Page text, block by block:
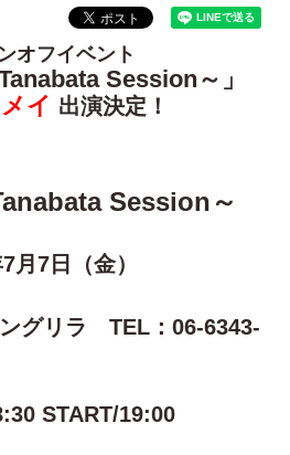
オフイベント
Session～」
イ 出演決定！
Session～
月7日（金）
ングリラ TEL：06-6343-
START/19:00